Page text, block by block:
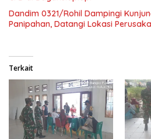
Dandim 0321/Rohil Dampingi
Panipahan, Datangi Lokasi
Terkait